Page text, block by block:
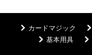
カードマジック
基本用具